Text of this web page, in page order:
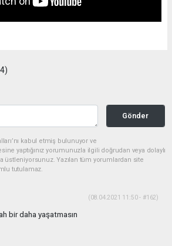
Gönder
kabul etmiş bulunuyor ve
yaptığınız yorumunuzla ilgili doğrudan veya dolaylı
üstleniyorsunuz. Yazılan tüm yorumlardan site
tutulamaz.
(08.04.2021 11:50 - #162)
bir daha yaşatmasın